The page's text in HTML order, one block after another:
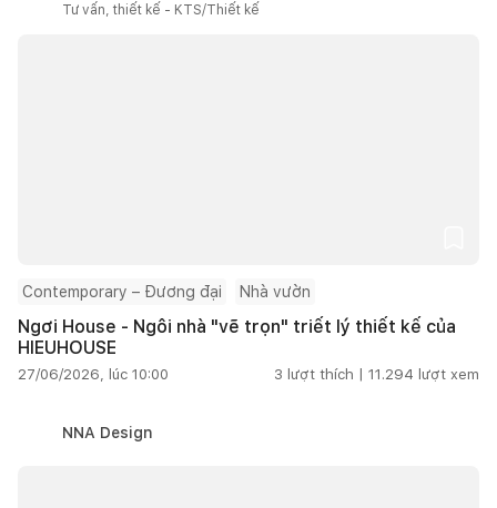
Tư vấn, thiết kế - KTS/Thiết kế
Contemporary – Đương đại Nhà vườn
Ngơi House - Ngôi nhà "vẽ trọn" triết lý thiết kế của
HIEUHOUSE
27/06/2026, lúc 10:00 3 lượt thích | 11.294 lượt xem
NNA Design